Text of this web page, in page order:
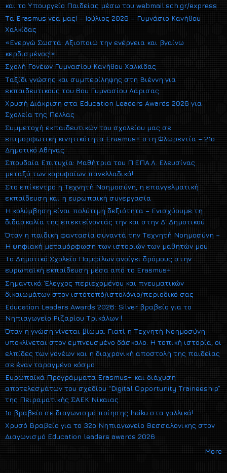
και το Υπουργείο Παιδείας μέσω του webmail.sch.gr/express
Τα Erasmus νέα μας! – Ιούλιος 2026 – Γυμνάσιο Κανήθου
Χαλκίδας
«Ενεργώ Σωστά: Αξιοποιώ την ενέργεια και βγαίνω
κερδισμένος!»
Σχολή Γονέων Γυμνασίου Κανήθου Χαλκίδας
Ταξίδι γνώσης και συμπερίληψης στη Βιέννη για
εκπαιδευτικούς του 6ου Γυμνασίου Λάρισας
Χρυσή Διάκριση στα Education Leaders Awards 2026 για
Σχολεία της Πέλλας
Συμμετοχή εκπαιδευτικών του σχολείου μας σε
επιμορφωτική κινητικότητα Erasmus+ στη Φλωρεντία – 21ο
Δημοτικό Αθήνας
Σπουδαία Επιτυχία: Μαθήτρια του Π.ΕΠΑ.Λ. Ελευσίνας
μεταξύ των κορυφαίων πανελλαδικά!
Στο επίκεντρο η Τεχνητή Νοημοσύνη, η επαγγελματική
εκπαίδευση και η ευρωπαϊκή συνεργασία
Η κολύμβηση είναι πολύτιμη δεξιότητα – Ενισχύουμε τη
διδασκαλία της επεκτείνοντάς την και στην Δ΄ Δημοτικού
Όταν η παιδική φαντασία συναντά την Τεχνητή Νοημοσύνη –
Η ψηφιακή μεταμόρφωση των ιστοριών των μαθητών μου
Το Δημοτικό Σχολείο Παμφίλων ανοίγει δρόμους στην
ευρωπαϊκή εκπαίδευση μέσα από το Erasmus+
Σημαντικό: Έλεγχος περιεχομένου και πνευματικών
δικαιωμάτων στον ιστότοπό/ιστολόγιο/περιοδικό σας
Education Leaders Awards 2026: Silver βραβείο για το
Νηπιαγωγείο Ριζαρίου Τρικάλων !
Όταν η γνώση γίνεται βίωμα: Γιατί η Τεχνητή Νοημοσύνη
υποκλίνεται στον εμπνευσμένο δάσκαλο. Η τοπική ιστορία, οι
ελπίδες των γονέων και η διαχρονική αποστολή της παιδείας
σε έναν ταραγμένο κόσμο
Ευρωπαϊκά Προγράμματα Erasmus+ και διάχυση
αποτελεσμάτων του σχεδίου “Digital Opportunity Traineeship”
της Πειραματικής ΣΑΕΚ Νίκαιας
1ο βραβείο σε διαγωνισμό ποίησης haiku στα γαλλικά!
Xρυσό Βραβείο για το 32ο Νηπιαγωγείο Θεσσαλονικης στον
Διαγωνισμό Εducation leaders awards 2026
More